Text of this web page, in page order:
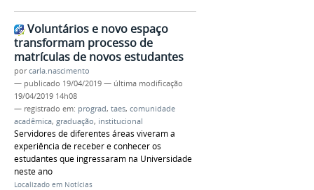
Voluntários e novo espaço
transformam processo de
matrículas de novos estudantes
porcarla.nascimento
— publicado 19/04/2019 — última modificação
19/04/2019 14h08
— registrado em: prograd, taes, comunidade
acadêmica, graduação, institucional
Servidores de diferentes áreas viveram a
experiência de receber e conhecer os
estudantes que ingressaram na Universidade
neste ano
Localizado em Notícias